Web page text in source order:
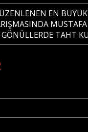
EN
GÖNÜLLERDE TAHT